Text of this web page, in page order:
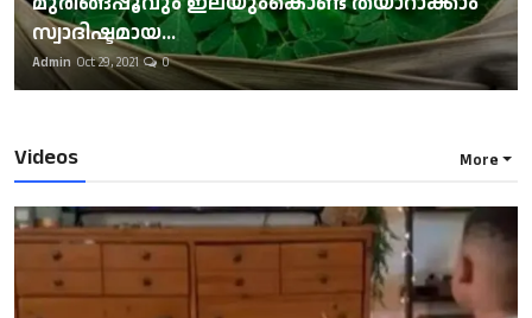
സ്വാദിഷ്ടമായ...
Admin Oct 29, 2021 0
Videos More